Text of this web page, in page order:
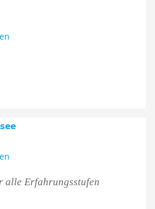
alle Erfahrungsstufen